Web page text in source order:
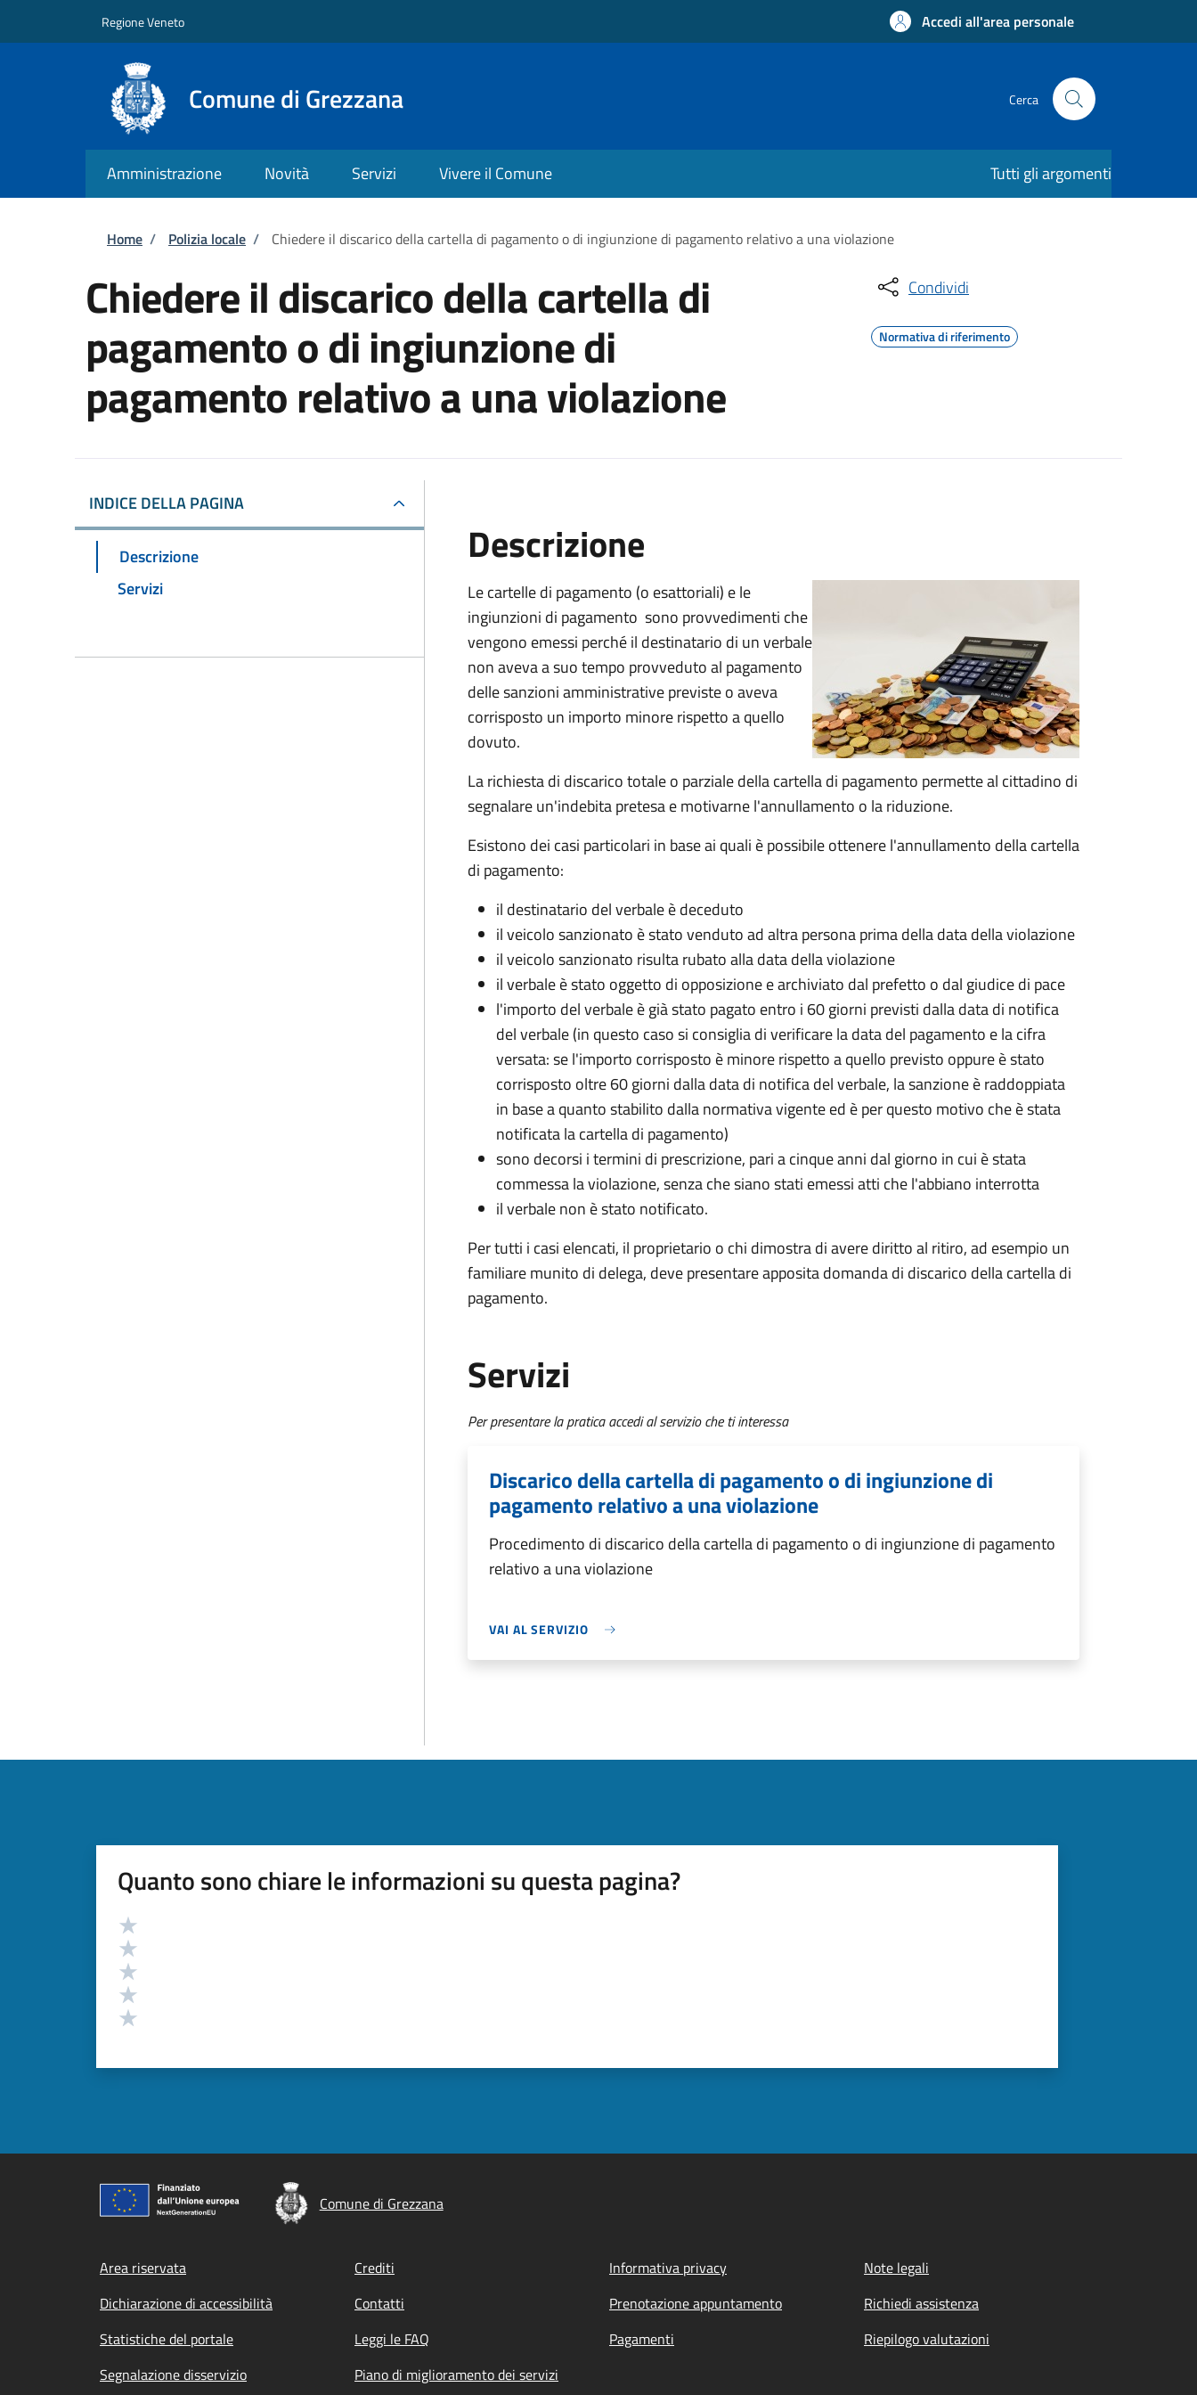
Regione Veneto Accedi all'area personale
Comune di Grezzana Cerca
Amministrazione Novità Servizi Vivere il Comune Tutti gli argomenti
Briciole di pane
Home / Polizia locale / Chiedere il discarico della cartella di pagamento o di ingiunzione di pagamento relativo a una violazione
Chiedere il discarico della cartella di
pagamento o di ingiunzione di
pagamento relativo a una violazione
Condividi
Normativa di riferimento
INDICE DELLA PAGINA
Descrizione
Servizi
Descrizione
Le cartelle di pagamento (o esattoriali) e le
ingiunzioni di pagamento sono provvedimenti che
vengono emessi perché il destinatario di un verbale
non aveva a suo tempo provveduto al pagamento
delle sanzioni amministrative previste o aveva
corrisposto un importo minore rispetto a quello
dovuto.
La richiesta di discarico totale o parziale della cartella di pagamento permette al cittadino di
segnalare un'indebita pretesa e motivarne l'annullamento o la riduzione.
Esistono dei casi particolari in base ai quali è possibile ottenere l'annullamento della cartella
di pagamento:
il destinatario del verbale è deceduto
il veicolo sanzionato è stato venduto ad altra persona prima della data della violazione
il veicolo sanzionato risulta rubato alla data della violazione
il verbale è stato oggetto di opposizione e archiviato dal prefetto o dal giudice di pace
l'importo del verbale è già stato pagato entro i 60 giorni previsti dalla data di notifica
del verbale (in questo caso si consiglia di verificare la data del pagamento e la cifra
versata: se l'importo corrisposto è minore rispetto a quello previsto oppure è stato
corrisposto oltre 60 giorni dalla data di notifica del verbale, la sanzione è raddoppiata
in base a quanto stabilito dalla normativa vigente ed è per questo motivo che è stata
notificata la cartella di pagamento)
sono decorsi i termini di prescrizione, pari a cinque anni dal giorno in cui è stata
commessa la violazione, senza che siano stati emessi atti che l'abbiano interrotta
il verbale non è stato notificato.
Per tutti i casi elencati, il proprietario o chi dimostra di avere diritto al ritiro, ad esempio un
familiare munito di delega, deve presentare apposita domanda di discarico della cartella di
pagamento.
Servizi
Per presentare la pratica accedi al servizio che ti interessa
Discarico della cartella di pagamento o di ingiunzione di
pagamento relativo a una violazione
Procedimento di discarico della cartella di pagamento o di ingiunzione di pagamento
relativo a una violazione
VAI AL SERVIZIO
Quanto sono chiare le informazioni su questa pagina?
Valutazione
Comune di Grezzana
Footer menu
Area riservata Crediti Informativa privacy
Note legali
Dichiarazione di accessibilità
Contatti Prenotazione appuntamento
Richiedi assistenza
Statistiche del portale
Leggi le FAQ Pagamenti
Riepilogo valutazioni
Segnalazione disservizio
Piano di miglioramento dei servizi